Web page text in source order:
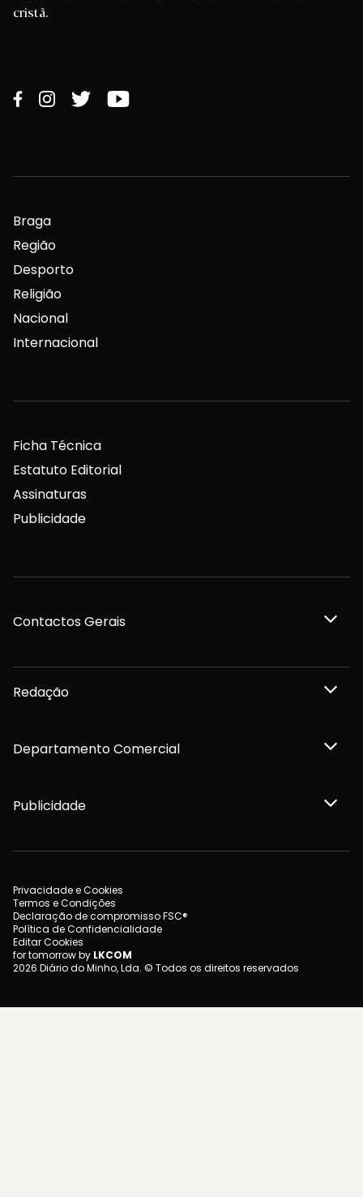
cristã.
Braga
Região
Desporto
Religião
Nacional
Internacional
Ficha Técnica
Estatuto Editorial
Assinaturas
Publicidade
Contactos Gerais
Redação
Departamento Comercial
Publicidade
Privacidade e Cookies
Termos e Condições
Declaração de compromisso FSC®
Política de Confidencialidade
Editar Cookies
for tomorrow by LKCOM
2026 Diário do Minho, Lda. © Todos os direitos reservados